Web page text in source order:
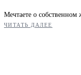
Мечтаете о собственном
ЧИТАТЬ ДАЛЕЕ